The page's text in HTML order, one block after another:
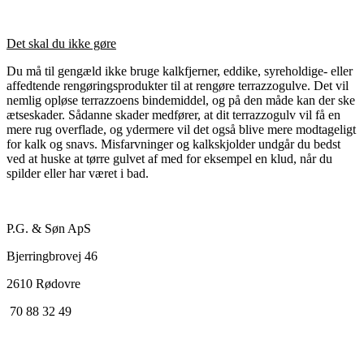
Det skal du ikke gøre
Du må til gengæld ikke bruge kalkfjerner, eddike, syreholdige- eller
affedtende rengøringsprodukter til at rengøre terrazzogulve. Det vil
nemlig opløse terrazzoens bindemiddel, og på den måde kan der ske
ætseskader. Sådanne skader medfører, at dit terrazzogulv vil få en
mere rug overflade, og ydermere vil det også blive mere modtageligt
for kalk og snavs. Misfarvninger og kalkskjolder undgår du bedst
ved at huske at tørre gulvet af med for eksempel en klud, når du
spilder eller har været i bad.
P.G. & Søn ApS
Bjerringbrovej 46
2610 Rødovre
70 88 32 49